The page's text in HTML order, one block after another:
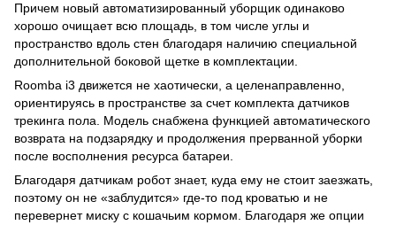
Причем новый автоматизированный уборщик одинаково
хорошо очищает всю площадь, в том числе углы и
пространство вдоль стен благодаря наличию специальной
дополнительной боковой щетке в комплектации.
Roomba i3 движется не хаотически, а целенаправленно,
ориентируясь в пространстве за счет комплекта датчиков
трекинга пола. Модель снабжена функцией автоматического
возврата на подзарядку и продолжения прерванной уборки
после восполнения ресурса батареи.
Благодаря датчикам робот знает, куда ему не стоит заезжать,
поэтому он не «заблудится» где-то под кроватью и не
перевернет миску с кошачьим кормом. Благодаря же опции